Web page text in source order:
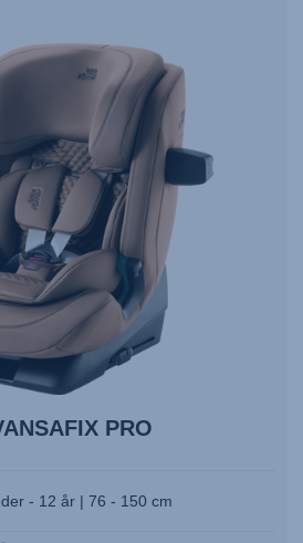
PRO
- 12 år | 76 - 150 cm